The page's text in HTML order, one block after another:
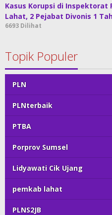
Kasus Korupsi di Inspektorat
Lahat, 2 Pejabat Divonis 1
6693 Dilihat
Topik Populer
PLN
PLNterbaik
PTBA
Porprov Sumsel
Lidyawati Cik Ujang
pemkab lahat
PLNS2JB